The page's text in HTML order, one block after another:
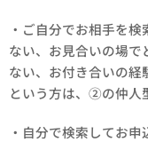
・ご自分でお相手を
ない、お見合いの場
ない、お付き合いの
という方は、②の仲人
・自分で検索してお